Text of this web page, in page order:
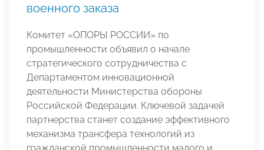
военного заказа
Комитет «ОПОРЫ РОССИИ» по
промышленности объявил о начале
стратегического сотрудничества с
Департаментом инновационной
деятельности Министерства обороны
Российской Федерации. Ключевой задачей
партнерства станет создание эффективного
механизма трансфера технологий из